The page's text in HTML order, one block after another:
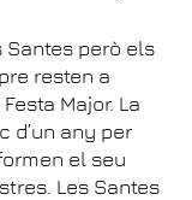
Santes però els
resten a
Major. La
d’un any per
el seu
Les Santes